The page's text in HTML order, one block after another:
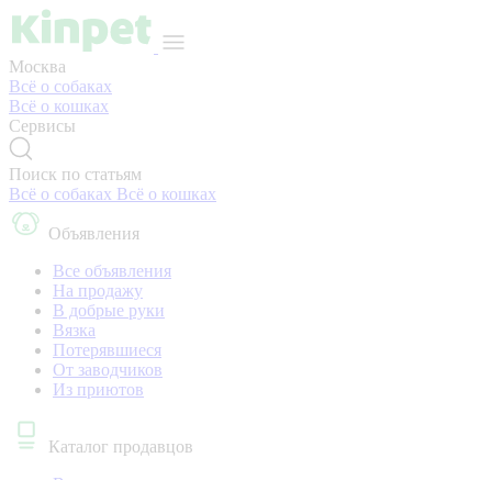
Москва
Всё о собаках
Всё о кошках
Сервисы
Поиск по статьям
Всё о собаках Всё о кошках
Объявления
Все объявления
На продажу
В добрые руки
Вязка
Потерявшиеся
От заводчиков
Из приютов
Каталог продавцов